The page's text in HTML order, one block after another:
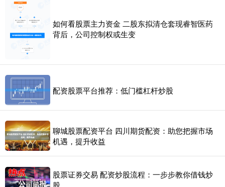
如何看股票主力资金 二股东拟清仓套现睿智医药
背后，公司控制权或生变
配资股票平台推荐：低门槛杠杆炒股
聊城股票配资平台 四川期货配资：助您把握市场
机遇，提升收益
股票证券交易 配资炒股流程：一步步教你借钱炒
股